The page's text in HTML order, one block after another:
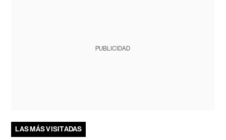
PUBLICIDAD
LAS MÁS VISITADAS